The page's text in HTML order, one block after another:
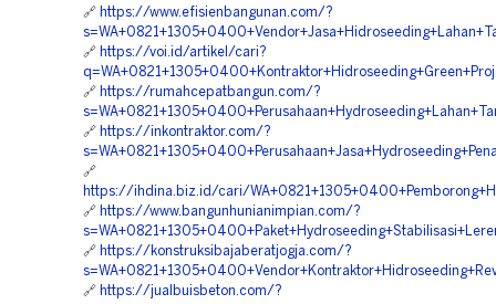
🔗 https://www.efisienbangunan.com/?
🔗 https://voi.id/artikel/cari?
🔗 https://rumahcepatbangun.com/?
🔗 https://inkontraktor.com/?
🔗
https://ihdina.biz.id/cari/
🔗 https://www.bangunhunianimpian.com/?
🔗 https://konstruksibajaberatjogja.com/?
🔗 https://jualbuisbeton.com/?